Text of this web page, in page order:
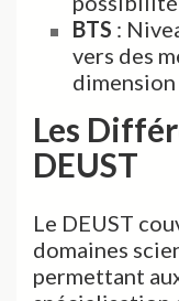
BTS :
vers des
Les
DEUST
Le DEUST
domaines
permettant